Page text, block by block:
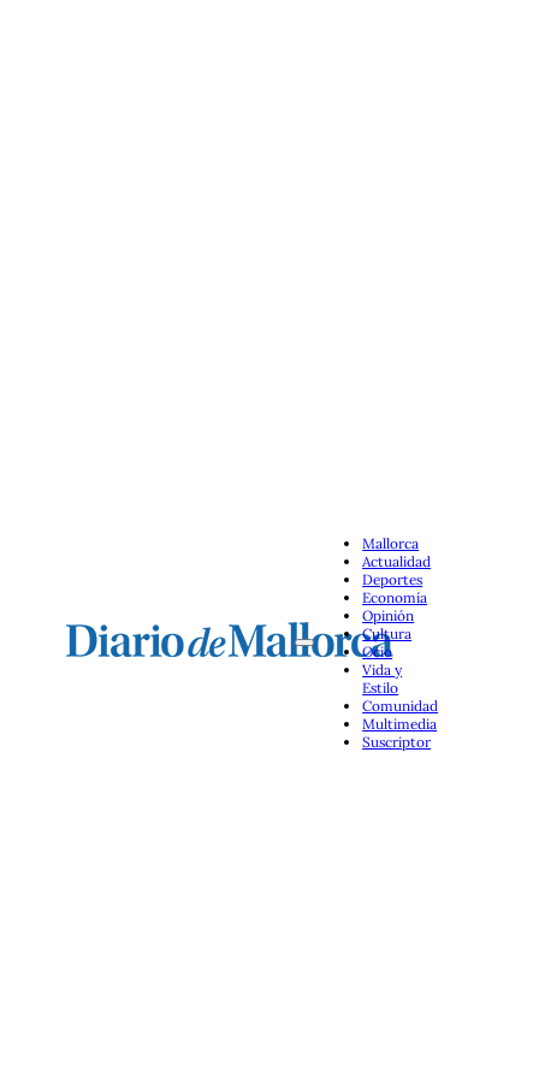
Mallorca
Actualidad
Deportes
Economía
Opinión
Cultura
Ocio
Vida y
Estilo
Comunidad
Multimedia
Suscriptor